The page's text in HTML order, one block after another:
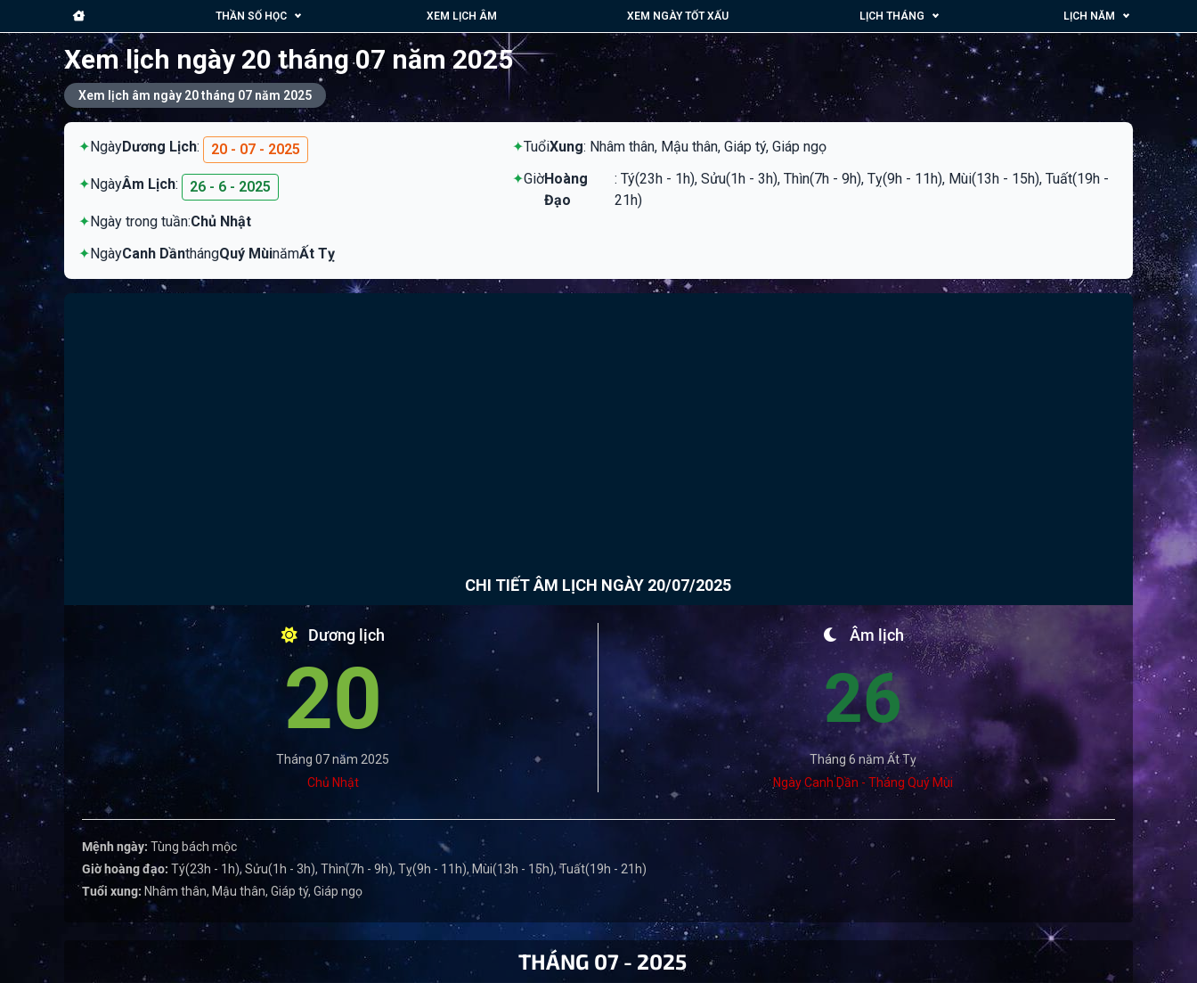
THẦN SỐ HỌC XEM LỊCH ÂM XEM NGÀY TỐT XẤU LỊCH THÁNG LỊCH NĂM
Xem lịch ngày 20 tháng 07 năm 2025
Xem lịch âm ngày 20 tháng 07 năm 2025
✦NgàyDương Lịch: 20 - 07 - 2025
✦NgàyÂm Lịch: 26 - 6 - 2025
✦Ngày trong tuần:Chủ Nhật
✦NgàyCanh DầnthángQuý MùinămẤt Tỵ
✦TuổiXung: Nhâm thân, Mậu thân, Giáp tý, Giáp ngọ
✦GiờHoàng
Đạo
: Tý(23h - 1h), Sửu(1h - 3h), Thìn(7h - 9h), Tỵ(9h - 11h), Mùi(13h - 15h), Tuất(19h -
21h)
CHI TIẾT ÂM LỊCH NGÀY 20/07/2025
Dương lịch
20
Tháng 07 năm 2025
Chủ Nhật
Âm lịch
26
Tháng 6 năm Ất Tỵ
Ngày Canh Dần - Tháng Quý Mùi
Mệnh ngày: Tùng bách mộc
Giờ hoàng đạo: Tý(23h - 1h), Sửu(1h - 3h), Thìn(7h - 9h), Tỵ(9h - 11h), Mùi(13h - 15h), Tuất(19h - 21h)
Tuổi xung: Nhâm thân, Mậu thân, Giáp tý, Giáp ngọ
THÁNG 07 - 2025